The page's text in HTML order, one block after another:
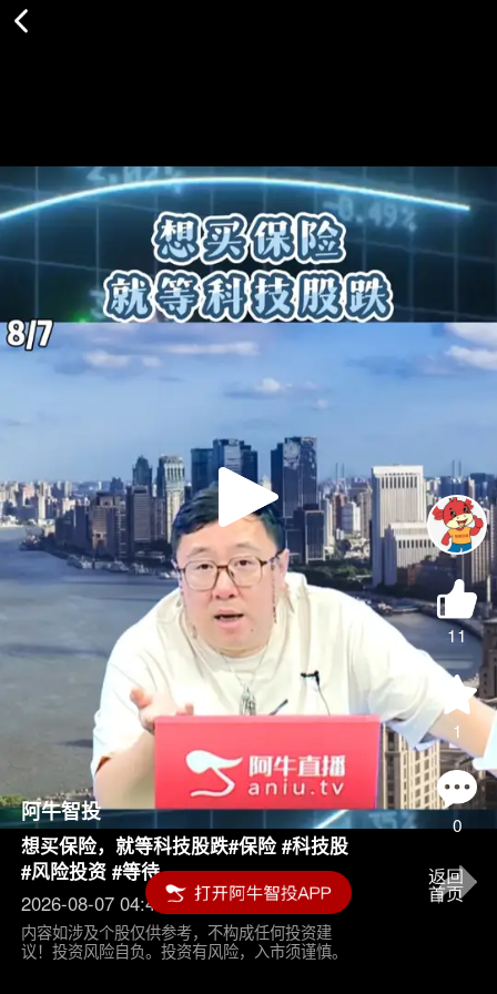
Play
Video
11
1
0
阿牛智投
想买保险，就等科技股跌#保险 #科技股
#风险投资 #等待
2026-08-07 04:45
内容如涉及个股仅供参考，不构成任何投资建
议！投资风险自负。投资有风险，入市须谨慎。